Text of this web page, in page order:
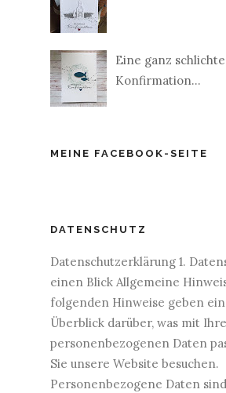
Eine ganz
Konfirmation...
MEINE FACEBOOK-SEITE
DATENSCHUTZ
Datenschutzerklärung 1.
einen Blick Allgemeine
folgenden Hinweise geben
Überblick darüber, was mit
personenbezogenen Daten
Sie unsere Website besuchen.
Personenbezogene Daten